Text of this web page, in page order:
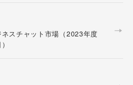
スチャット市場（2023年度